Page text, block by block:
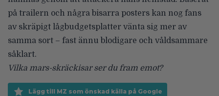
på trailern och några bisarra posters kan nog fans
av skräpigt lågbudgetsplatter vänta sig mer av
samma sort – fast ännu blodigare och våldsammare
såklart.
Vilka mars-skräckisar ser du fram emot?
Lägg till MZ som önskad källa på Google